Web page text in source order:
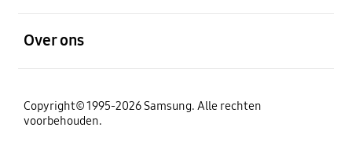
Over ons
Copyright© 1995-2026 Samsung. Alle rechten
voorbehouden.